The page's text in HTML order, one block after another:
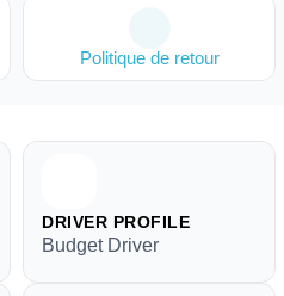
Politique de retour
DRIVER PROFILE
Budget Driver